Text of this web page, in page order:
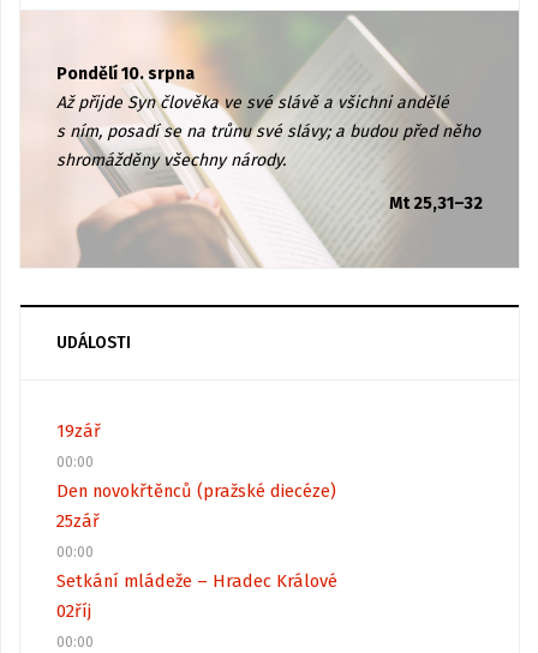
Pondělí 10. srpna
Až přijde Syn člověka ve své slávě a všichni andělé
s ním, posadí se na trůnu své slávy; a budou před něho
shromážděny všechny národy.
Mt 25,31–32
UDÁLOSTI
19zář
00:00
Den novokřtěnců (pražské diecéze)
25zář
00:00
Setkání mládeže – Hradec Králové
02říj
00:00